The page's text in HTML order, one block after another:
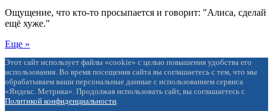
Ощущение, что кто-то просыпается и говорит: "Алиса, сделай
ещё хуже."
Еще »
Этот сайт использует файлы «cookie» с целью повышения удобства его
использования. Во время посещения сайта вы соглашаетесь с тем, что мы
обрабатываем ваши персональные данные с использованием сервиса
«Яндекс. Метрика». Продолжая использовать сайт, вы соглашаетесь с
Политикой конфиденциальности